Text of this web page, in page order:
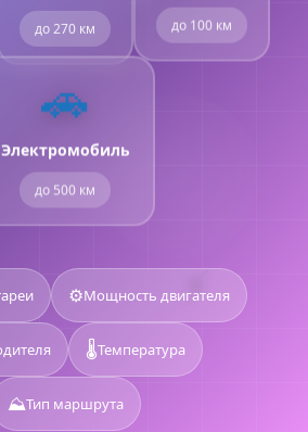
⚡
до 100 км
🚗
Электромобиль
до 500 км
⚙️Мощность двигателя
🌡️Температура
⛰️Тип маршрута